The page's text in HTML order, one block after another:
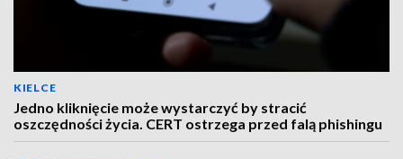
KIELCE
Jedno kliknięcie może wystarczyć by stracić
oszczędności życia. CERT ostrzega przed falą phishingu